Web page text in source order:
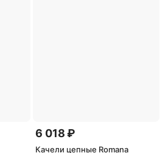
6 018 ₽
Качели цепные Romana